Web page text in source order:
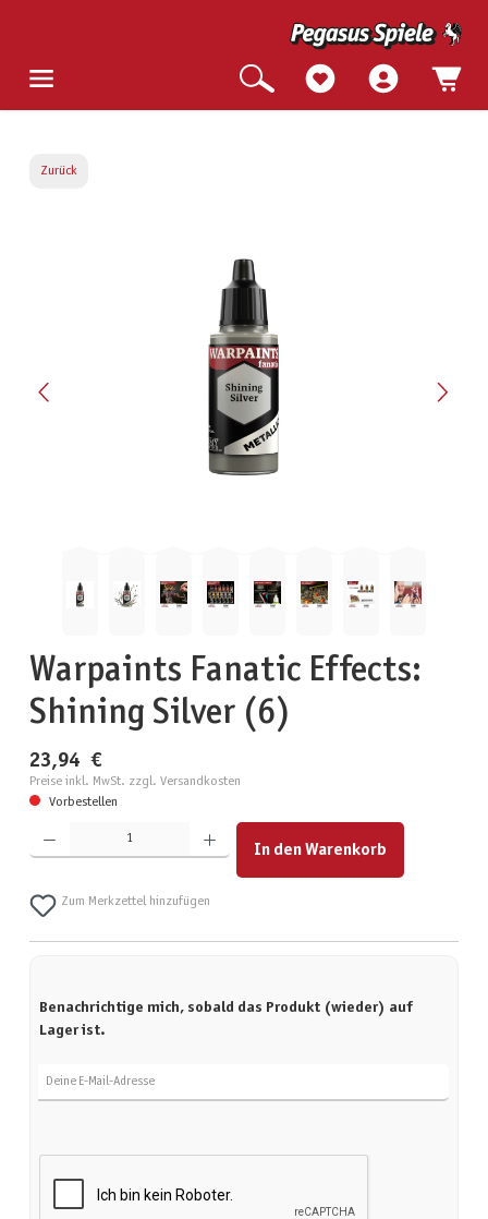
Zurück
Warpaints Fanatic Effects:
Shining Silver (6)
23,94 €
Preise inkl. MwSt. zzgl. Versandkosten
Vorbestellen
Produkt Anzahl: Gib den gewünschten Wert ein oder benutze die Schaltflächen um die Anzahl zu
In den Warenkorb
Zum Merkzettel hinzufügen
Benachrichtige mich, sobald das Produkt (wieder) auf
Lager ist.